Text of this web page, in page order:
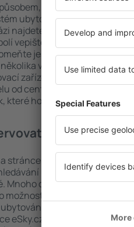
jak najít hotel Case
ubytovacích zařízení na
najdete přesně to, co
vepište cíl cesty a vyberte
ještě uvést počet
vteřin se před vámi
zařízení. Snadno si pak
od centra, způsob platby za
které hotel obdržel od
hotel Case
stránce eSky.cz ušetříte čas i
ubytovacích zařízení
Mnoho cestovatelů si oblíbilo
možnost šetří čas a umožňuje
Vyhledávání a
eSky.cz jsou dostupné na